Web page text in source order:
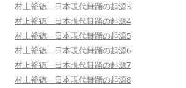
村上裕徳 日本現代舞踊の起源3
村上裕徳 日本現代舞踊の起源4
村上裕徳 日本現代舞踊の起源5
村上裕徳 日本現代舞踊の起源6
村上裕徳 日本現代舞踊の起源7
村上裕徳 日本現代舞踊の起源8